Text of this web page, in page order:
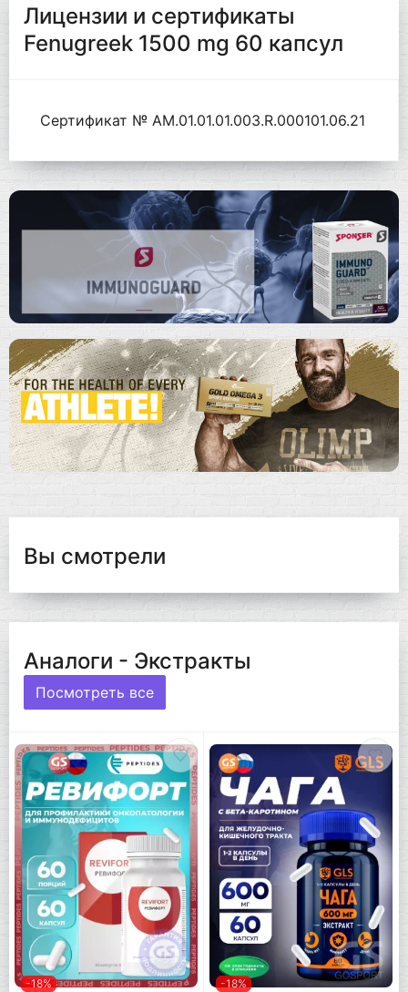
Лицензии и сертификаты
Fenugreek 1500 mg 60 капсул
Сертификат № AM.01.01.01.003.R.000101.06.21
Вы смотрели
Аналоги - Экстракты
Посмотреть все
-18% -18%